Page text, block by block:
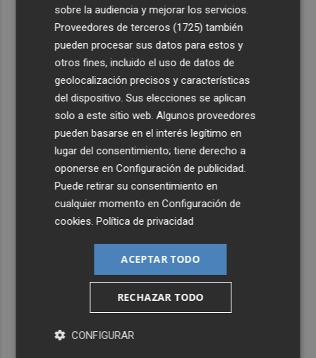
sobre la audiencia y mejorar los servicios.
Proveedores de terceros (1725) también
pueden procesar sus datos para estos y
otros fines, incluido el uso de datos de
geolocalización precisos y características
del dispositivo. Sus elecciones se aplican
solo a este sitio web. Algunos proveedores
pueden basarse en el interés legítimo en
lugar del consentimiento; tiene derecho a
oponerse enConfiguración de publicidad.
Puede retirar su consentimiento en
cualquier momento enConfiguración de
cookies.Política de privacidad
ACEPTAR TODO
RECHAZAR TODO
CONFIGURAR